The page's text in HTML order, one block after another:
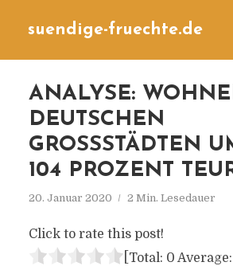
suendige-fruechte.de
ANALYSE:
DEUTSCHEN
GROSSSTÄDTEN
04 PROZENT
20. Januar 2020 2 Min. Lesedauer
Click to rate this post!
[Total: 0 Average: